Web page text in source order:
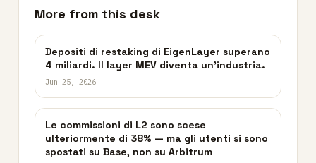
More from this desk
Depositi di restaking di EigenLayer superano
4 miliardi. Il layer MEV diventa un’industria.
Jun 25, 2026
Le commissioni di L2 sono scese
ulteriormente di 38% — ma gli utenti si sono
spostati su Base, non su Arbitrum